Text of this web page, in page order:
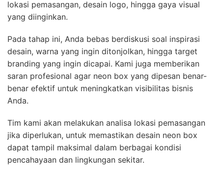
lokasi pemasangan, desain logo, hingga gaya visual
yang diinginkan.
Pada tahap ini, Anda bebas berdiskusi soal inspirasi
desain, warna yang ingin ditonjolkan, hingga target
branding yang ingin dicapai. Kami juga memberikan
saran profesional agar neon box yang dipesan benar-
benar efektif untuk meningkatkan visibilitas bisnis
Anda.
Tim kami akan melakukan analisa lokasi pemasangan
jika diperlukan, untuk memastikan desain neon box
dapat tampil maksimal dalam berbagai kondisi
pencahayaan dan lingkungan sekitar.